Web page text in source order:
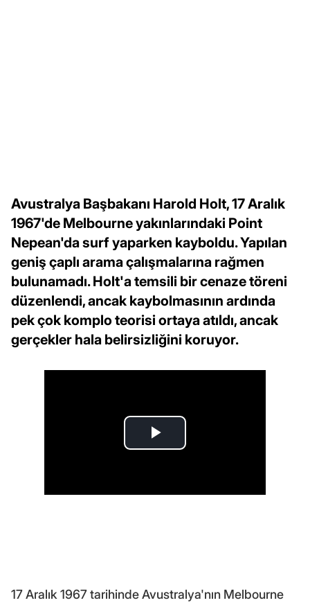
Avustralya Başbakanı Harold Holt, 17 Aralık
1967'de Melbourne yakınlarındaki Point
Nepean'da surf yaparken kayboldu. Yapılan
geniş çaplı arama çalışmalarına rağmen
bulunamadı. Holt'a temsili bir cenaze töreni
düzenlendi, ancak kaybolmasının ardında
pek çok komplo teorisi ortaya atıldı, ancak
gerçekler hala belirsizliğini koruyor.
17 Aralık 1967 tarihinde Avustralya'nın Melbourne